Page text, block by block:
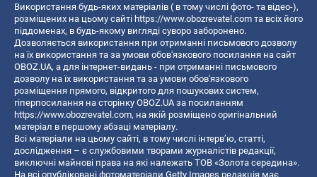
Використання будь-яких матеріалів ( в тому числі фото- та відео-),
розміщених на цьому сайті https://www.obozrevatel.com та всіх його
піддоменах, в будь-якому вигляді суворо заборонено.
Дозволяється використання при отриманні письмового дозволу
на їх використання та за умови обов'язкового посилання на сайт
OBOZ.UA, а для інтернет-видань - при отриманні письмового
дозволу на їх використання та за умови обов'язкового
розміщення прямого, відкритого для пошукових систем,
гіперпосилання на сторінку OBOZ.UA за посиланням
https://www.obozrevatel.com, на якій розміщено оригінальний
матеріал в першому абзаці матеріалу.
Всі матеріали на цьому сайті, в тому числі інтерв’ю, статті,
дослідження – є службовими творами журналістів редакції,
виключні майнові права на які належать ТОВ «Золота середина».
На всі опубліковані фотоматеріали Getty Images редакція має